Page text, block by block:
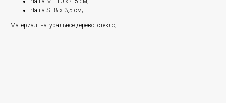
Чаша S - 8 x 3,5 см;
Материал: натуральное дерево, стекло;